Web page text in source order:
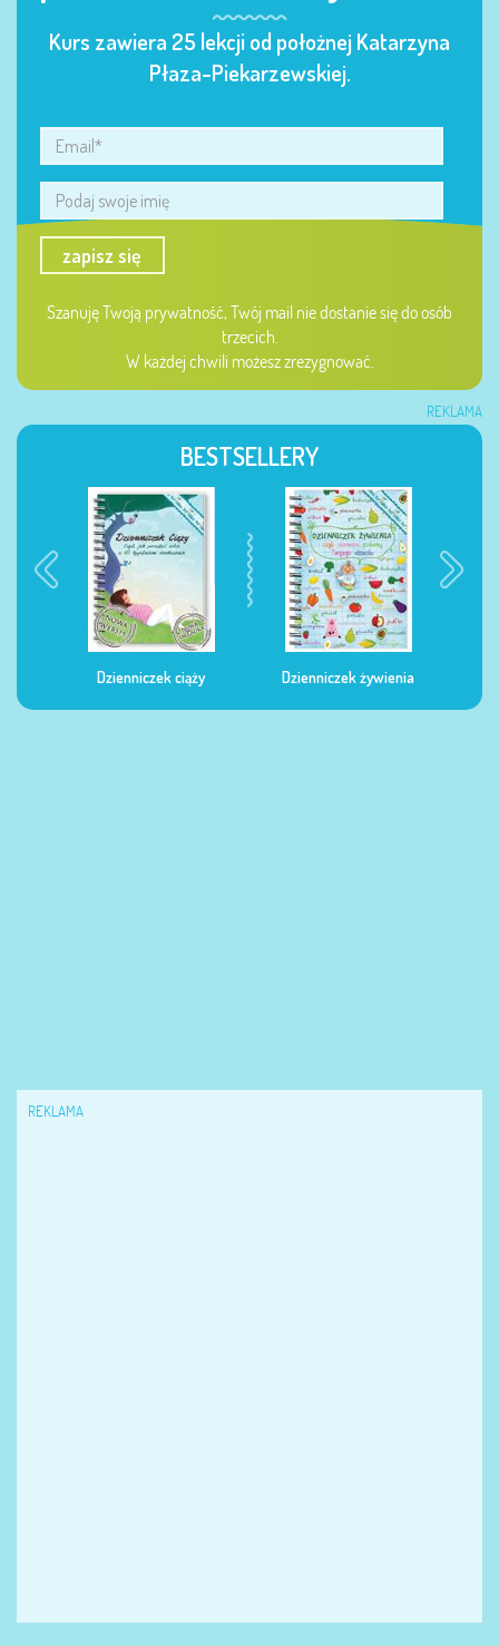
Kurs zawiera 25 lekcji od położnej Katarzyna
Płaza-Piekarzewskiej.
zapisz się
Szanuję Twoją prywatność, Twój mail nie dostanie się do osób
trzecich.
W każdej chwili możesz zrezygnować.
REKLAMA
BESTSELLERY
Dzienniczek ciąży Dzienniczek żywienia
REKLAMA